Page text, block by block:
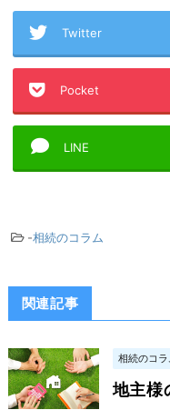
Twitter
Pocket
LINE
-相続のコラム
関連記事
相続のコラ
地主様